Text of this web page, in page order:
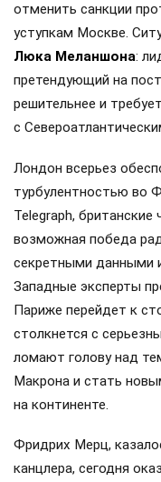
отменить санкции
уступкам Москве.
Люка Меланшона:
претендующий на
решительнее и
с
Лондон всерьез
турбулентностью во
Telegraph,
возможная победа
секретными данными
Западные эксперты
Париже перейдет к
столкнется с
ломают голову над
Макрона и стать
на континенте.
Фридрих Мерц,
канцлера, сегодня